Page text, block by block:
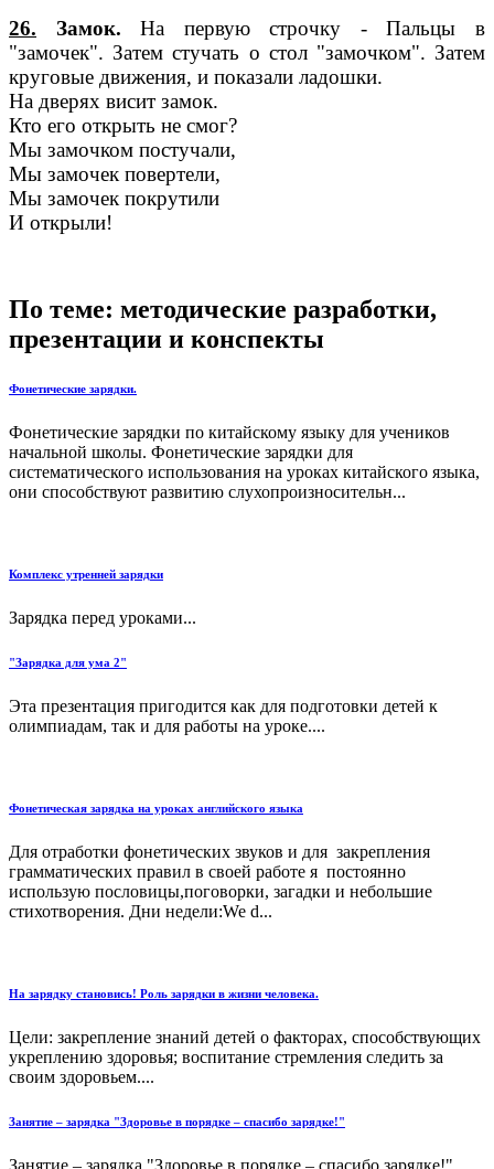
26. Замок. На первую строчку - Пальцы в
"замочек". Затем стучать о стол "замочком". Затем
круговые движения, и показали ладошки.
На дверях висит замок.
Кто его открыть не смог?
Мы замочком постучали,
Мы замочек повертели,
Мы замочек покрутили
И открыли!
По теме: методические разработки,
презентации и конспекты
Фонетические зарядки.
Фонетические зарядки по китайскому языку для учеников
начальной школы. Фонетические зарядки для
систематического использования на уроках китайского языка,
они способствуют развитию слухопроизносительн...
Комплекс утренней зарядки
Зарядка перед уроками...
"Зарядка для ума 2"
Эта презентация пригодится как для подготовки детей к
олимпиадам, так и для работы на уроке....
Фонетическая зарядка на уроках английского языка
Для отработки фонетических звуков и для закрепления
грамматических правил в своей работе я постоянно
использую пословицы,поговорки, загадки и небольшие
стихотворения. Дни недели:We d...
На зарядку становись! Роль зарядки в жизни человека.
Цели: закрепление знаний детей о факторах, способствующих
укреплению здоровья; воспитание стремления следить за
своим здоровьем....
Занятие – зарядка "Здоровье в порядке – спасибо зарядке!"
Занятие – зарядка "Здоровье в порядке – спасибо зарядке!"...